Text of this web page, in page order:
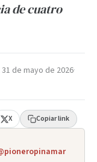
de cuatro
31 de mayo de 2026·
X Copiar link